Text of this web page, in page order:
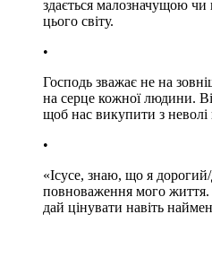
здається малозначущою чи
цього світу.
•
Господь зважає не на
на серце кожної людини.
щоб нас викупити з неволі
•
«Ісусе, знаю, що я
повноваження мого
дай цінувати навіть